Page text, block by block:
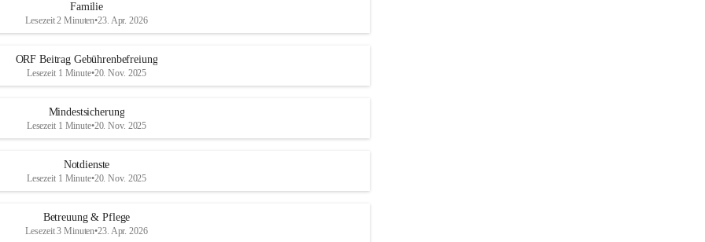
Familie
Lesezeit 2 Minuten•23. Apr. 2026
ORF Beitrag Gebührenbefreiung
Lesezeit 1 Minute•20. Nov. 2025
Mindestsicherung
Lesezeit 1 Minute•20. Nov. 2025
Notdienste
Lesezeit 1 Minute•20. Nov. 2025
Betreuung & Pflege
Lesezeit 3 Minuten•23. Apr. 2026